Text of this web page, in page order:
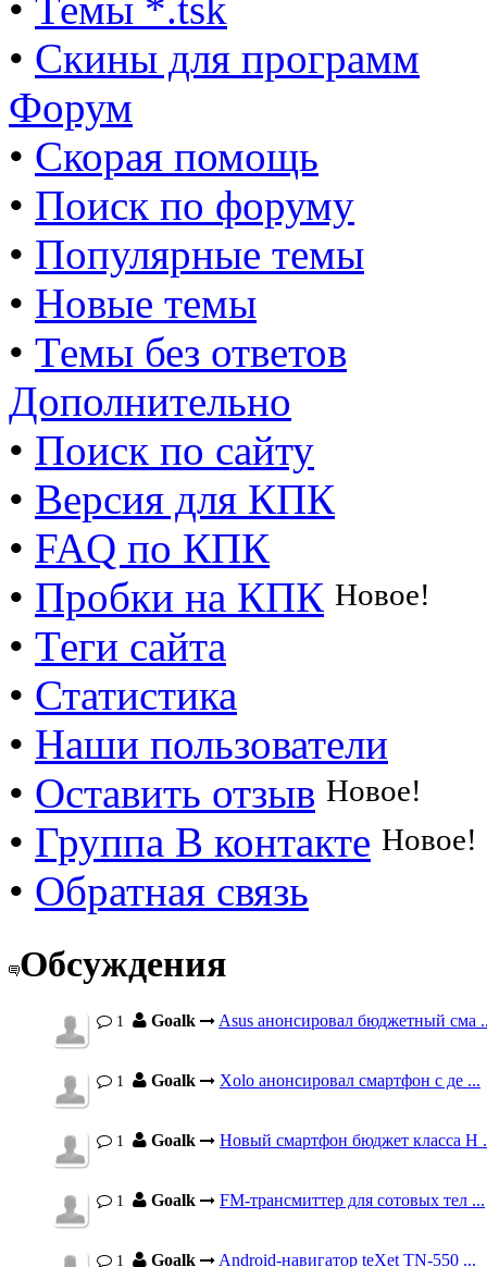
• Темы *.tsk
• Скины для программ
Форум
• Скорая помощь
• Поиск по форуму
• Популярные темы
• Новые темы
• Темы без ответов
Дополнительно
• Поиск по сайту
• Версия для КПК
• FAQ по КПК
• Пробки на КПК Новое!
• Теги сайта
• Статистика
• Наши пользователи
• Оставить отзыв Новое!
• Группа В контакте Новое!
• Обратная связь
Обсуждения
1 Goalk Asus анонсировал бюджетный сма
1 Goalk Xolo анонсировал смартфон с де ...
1 Goalk Новый смартфон бюджет класса H
1 Goalk FM-трансмиттер для сотовых тел ...
1 Goalk Android-навигатор teXet TN-550 ...